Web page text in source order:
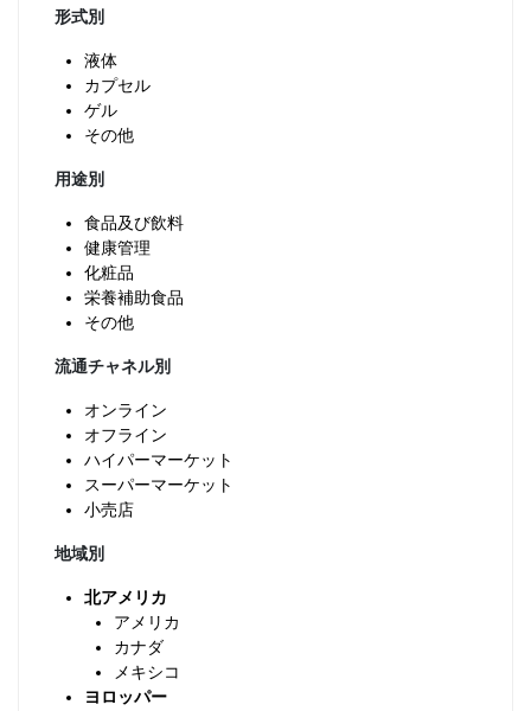
形式別
液体
カプセル
ゲル
その他
用途別
食品及び飲料
健康管理
化粧品
栄養補助食品
その他
流通チャネル別
オンライン
オフライン
ハイパーマーケット
スーパーマーケット
小売店
地域別
北アメリカ
アメリカ
カナダ
メキシコ
ヨロッパー